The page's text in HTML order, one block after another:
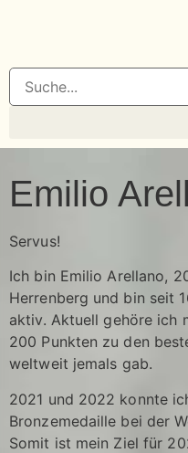
Emilio
Servus!
Ich bin Emilio Arellano,
Herrenberg und bin seit
aktiv. Aktuell gehöre ich
200 Punkten zu den
weltweit jemals gab.
2021 und 2022 konnte
Bronzemedaille bei der
Somit ist mein Ziel für